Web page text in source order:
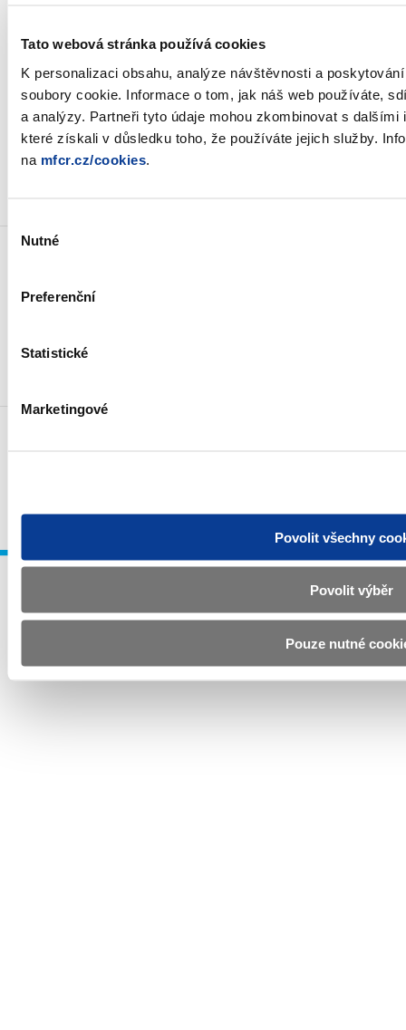
Tato webová stránka používá cookies
K personalizaci obsahu, analýze návštěvnosti a
soubory cookie. Informace o tom, jak náš web používáte,
a analýzy. Partneři tyto údaje mohou zkombinovat s
které získali v důsledku toho, že používáte jejich služby.
na mfcr.cz/cookies
souhlasu
Nutné
Preferenční
Statistické
Marketingové
Povolit všechny
Povolit výběr
Pouze nutné
Weby ministerstva
Resort financí
Novinky přes RSS
© Všechna práva vyhrazena. Ministerstvo financí České republiky 2024